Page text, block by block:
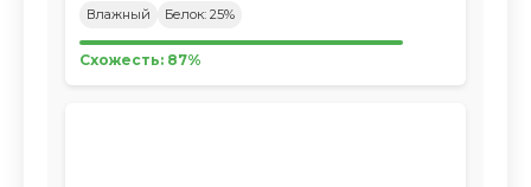
Влажный Белок: 25%
Схожесть: 87%